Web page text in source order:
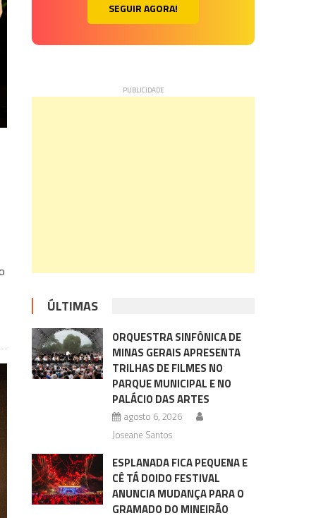
SEGUIR AGORA!
ÚLTIMAS
ORQUESTRA SINFÔNICA DE
MINAS GERAIS APRESENTA
TRILHAS DE FILMES NO
PARQUE MUNICIPAL E NO
PALÁCIO DAS ARTES
agosto 6, 2026
Joseane Santos
ESPLANADA FICA PEQUENA E
CÊ TÁ DOIDO FESTIVAL
ANUNCIA MUDANÇA PARA O
GRAMADO DO MINEIRÃO